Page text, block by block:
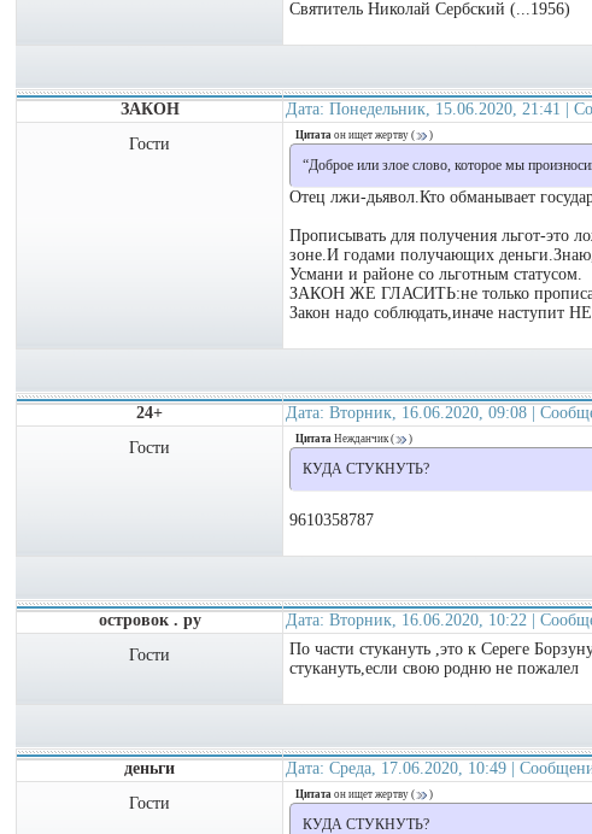
Святитель Николай Сербский (...1956)
ЗАКОН Дата: Понедельник, 15.06.2020, 21:41 |
Гости
Цитата он ищет жертву ( )
“Доброе или злое слово, которое мы
Отец лжи-дьявол.Кто обманывает
Прописывать для получения льгот-это
зоне.И годами получающих
Усмани и районе со льготным статусом.
ЗАКОН ЖЕ ГЛАСИТЬ:не только
Закон надо соблюдать,иначе
24+ Дата: Вторник, 16.06.2020, 09:08 |
Гости
Цитата Нежданчик( )
КУДА СТУКНУТЬ?
9610358787
островок . ру Дата: Вторник, 16.06.2020, 10:22 |
Гости
По части стукануть ,это к Сереге
стукануть,если свою родню не пожалел
деньги Дата: Среда, 17.06.2020, 10:49 |
Гости
Цитата он ищет жертву ( )
КУДА СТУКНУТЬ?